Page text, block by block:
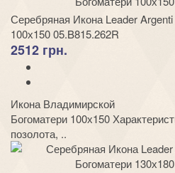
Серебряная Икона Leader
100х150 05.B815.262R
2512 грн.
Икона Владимирской
Богоматери 100х150
позолота, ..